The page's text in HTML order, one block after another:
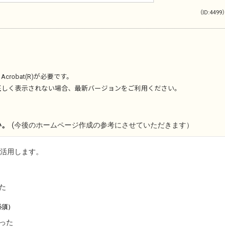
（ID:4499）
が必要です。
く表示されない場合、最新バージョンをご利用ください。